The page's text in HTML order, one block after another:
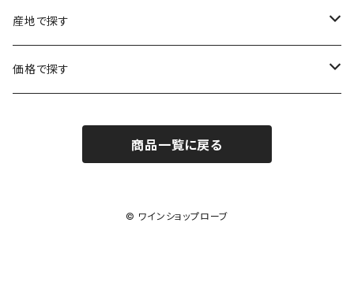
シャルル・エドシック
ジャン・ラルマン
ロワール
コトーシャンプノワ
スロヴァキア
オーストリア
ロワール
チリ
アメリカ
福袋
シャンパーニュセット
産地で探す
アメリカ
価格で探す
3,000円～4,999円
商品一覧に戻る
© ワインショップローブ